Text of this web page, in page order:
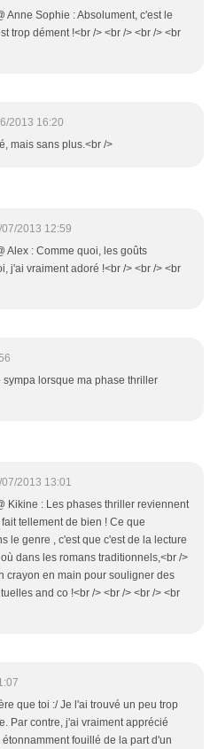
Anne Sophie : Absolument, c'est le
trop dément !<br /> <br /> <br /> <br
2013 16:20
mais sans plus.<br />
2013 12:59
Alex : Comme quoi, les goûts
j'ai vraiment adoré !<br /> <br /> <br
sympa lorsque ma phase thriller
2013 13:01
Kikine : Les phases thriller reviennent
tellement de bien ! Ce que
le genre , c'est que c'est de la lecture
dans les romans traditionnels,<br />
crayon en main pour souligner des
and co !<br /> <br /> <br /> <br
que toi :/ Je l'ai trouvé un peu trop
Par contre, j'ai vraiment apprécié
fouillé de la part d'un